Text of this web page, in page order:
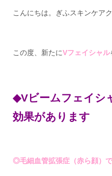
こんにちは。ぎふスキンケア
この度、新たにVフェイシャル
◆Vビームフェイシ
効果があります
◎毛細血管拡張症（赤ら顔）